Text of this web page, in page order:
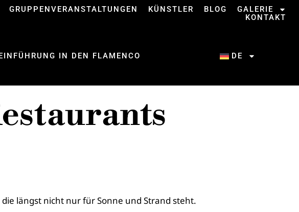
GRUPPENVERANSTALTUNGEN KÜNSTLER BLOG
GALERIE
KONTAKT
IN DEN FLAMENCO DE
die längst nicht nur für Sonne und Strand steht.